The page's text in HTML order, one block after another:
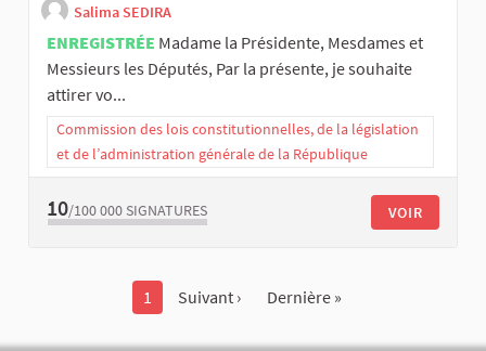
Salima SEDIRA
ENREGISTRÉE Madame la Présidente, Mesdames et
Messieurs les Députés, Par la présente, je souhaite
attirer vo...
Commission des lois constitutionnelles, de la législation
et de l’administration générale de la République
10/100 000 SIGNATURES VOIR
1 Suivant › Dernière »